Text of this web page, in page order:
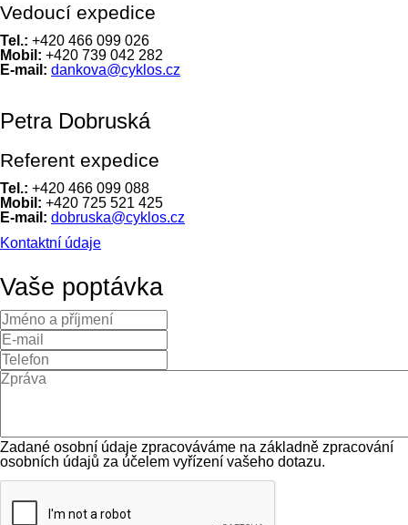
Vedoucí expedice
Tel.: +420 466 099 026
Mobil: +420 739 042 282
E-mail: dankova@cyklos.cz
Petra Dobruská
Referent expedice
Tel.: +420 466 099 088
Mobil: +420 725 521 425
E-mail: dobruska@cyklos.cz
Kontaktní údaje
Vaše poptávka
Zadané osobní údaje zpracováváme na základně zpracování
osobních údajů za účelem vyřízení vašeho dotazu.